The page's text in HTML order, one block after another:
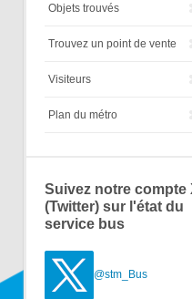
Objets trouvés
Trouvez un point de vente
Visiteurs
Plan du métro
Suivez notre compte
(Twitter) sur l'état du
service bus
@stm_Bus